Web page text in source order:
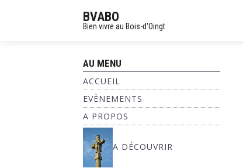
BVABO
Bien vivre au Bois-d'Oingt
AU MENU
ACCUEIL
EVÈNEMENTS
A PROPOS
A DÉCOUVRIR